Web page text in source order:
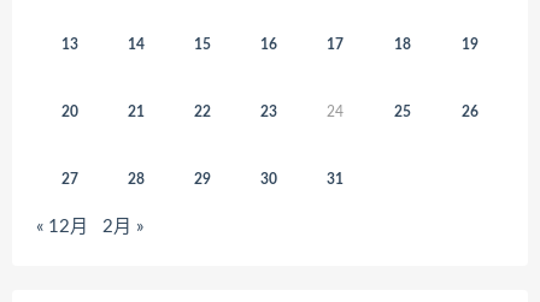
13 14 15 16 17 18 19
20 21 22 23 24 25 26
27 28 29 30 31
« 12月 2月 »